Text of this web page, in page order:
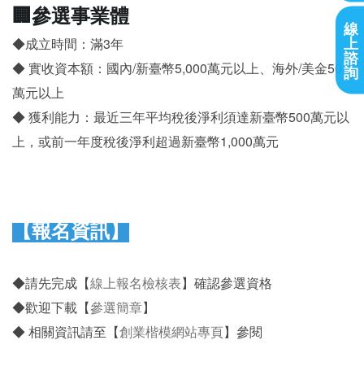
🏢參選事業體
◆成立時間：滿3年
◆ 實收資本額：國內/新臺幣5,000萬元以上、海外/美金50
萬元以上
◆ 獲利能力：最近三年平均稅後淨利須達新臺幣500萬元以
上，或前一年度稅後淨利超過新臺幣1,000萬元
【報名資訊】
◆請先完成【線上報名檢核表】確認參選資格
◆歡迎下載【參選簡章】
◆ 相關資訊請至【創業楷模網站專頁】參閱
線
上
諮
詢